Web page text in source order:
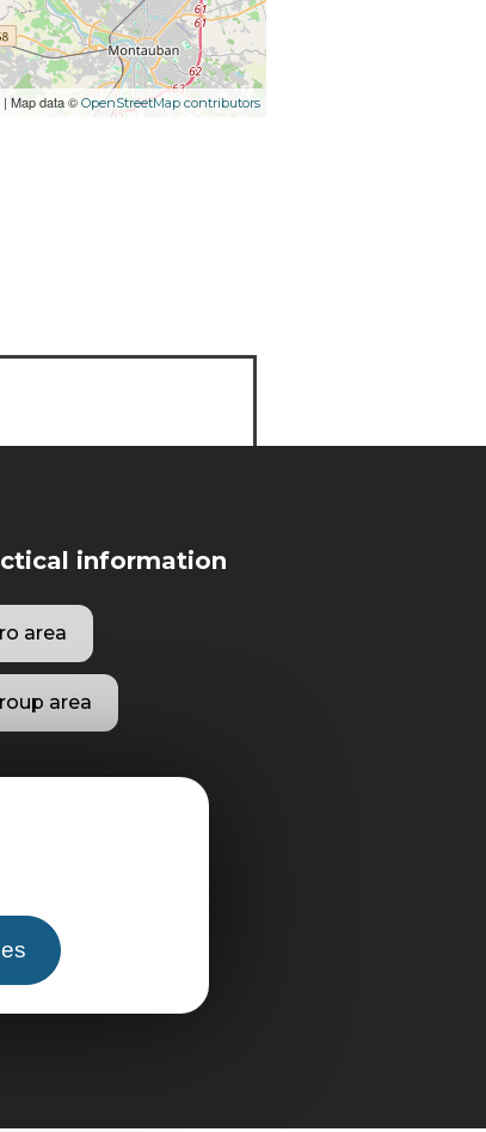
| Map data © OpenStreetMap contributors
information
area
area